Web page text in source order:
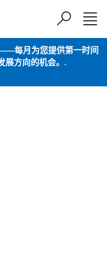
每月为您提供第一时间
展方向的机会。.